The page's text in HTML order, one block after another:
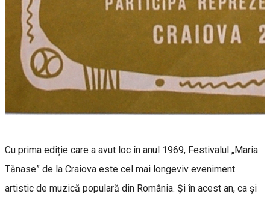
Cu prima ediție care a avut loc în anul 1969, Festivalul „Maria
Tănase” de la Craiova este cel mai longeviv eveniment
artistic de muzică populară din România. Și în acest an, ca și